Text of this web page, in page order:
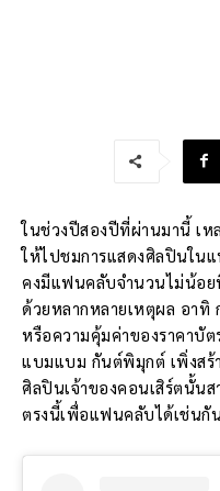
ในช่วงปีสองปีที่ผ่านมานี้ เห
ให้ไปชมการแสดงศิลปินใน
คงมีแฟนคลับจำนวนไม่น้อย
ด้วยหลากหลายเหตุผล อาทิ
หรือความคุ้มค่าของราคาบั
แบมแบม กันต์พิมุกต์ เพิ่งสร้
ศิลปินเจ้าของคอนเสิร์ตนั้น
ตรงนี้เพื่อแฟนคลับได้เช่นกัน